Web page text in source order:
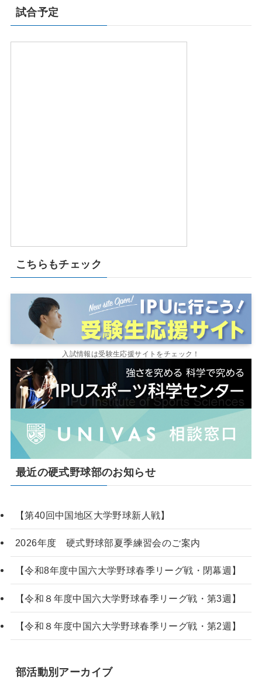
試合予定
こちらもチェック
入試情報は受験生応援サイトをチェック！
最近の硬式野球部のお知らせ
【第40回中国地区大学野球新人戦】
2026年度 硬式野球部夏季練習会のご案内
【令和8年度中国六大学野球春季リーグ戦・閉幕週】
【令和８年度中国六大学野球春季リーグ戦・第3週】
【令和８年度中国六大学野球春季リーグ戦・第2週】
部活動別アーカイブ